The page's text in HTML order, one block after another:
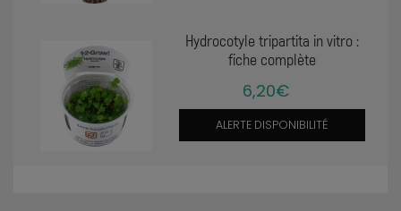
Hydrocotyle tripartita in vitro :
fiche complète
6,20€
ALERTE DISPONIBILITÉ